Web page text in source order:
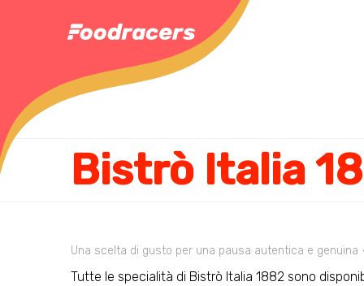
Bistrò Italia
Una scelta di gusto per una pausa autentica e genuina
Tutte le specialità di Bistrò Italia 1882 sono